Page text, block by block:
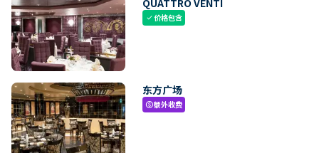
check价格包含
东方广场
paid额外收费